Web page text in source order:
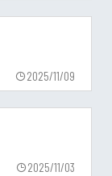
2025/11/09
2025/11/03